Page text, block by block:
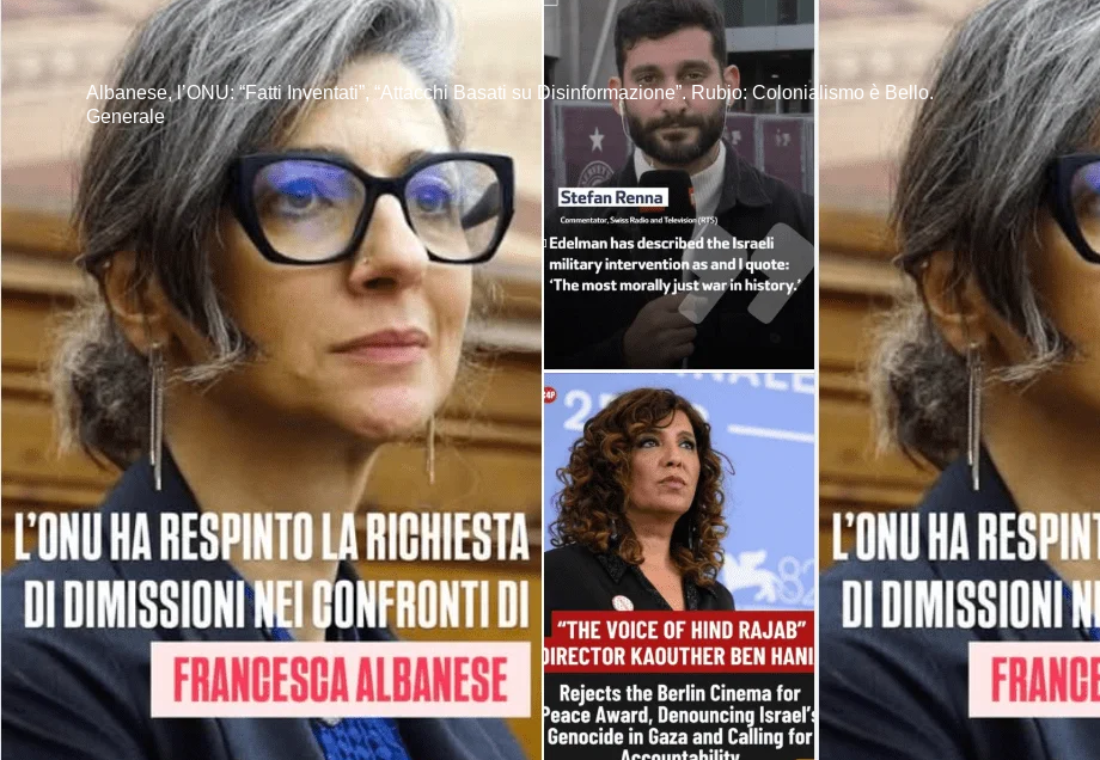
Albanese, l’ONU: “Fatti Inventati”, “Attacchi Basati su Disinformazione”. Rubio: Colonialismo è Bello.
Generale